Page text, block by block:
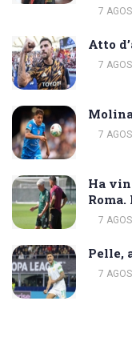
7
Atto
7
7
Ha
7
Pelle,
7